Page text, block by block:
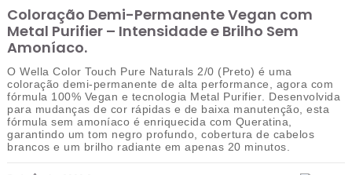
Coloração Demi-Permanente Vegan com
Metal Purifier – Intensidade e Brilho Sem
Amoníaco.
O Wella Color Touch Pure Naturals 2/0 (Preto) é uma
coloração demi-permanente de alta performance, agora com
fórmula 100% Vegan e tecnologia Metal Purifier. Desenvolvida
para mudanças de cor rápidas e de baixa manutenção, esta
fórmula sem amoníaco é enriquecida com Queratina,
garantindo um tom negro profundo, cobertura de cabelos
brancos e um brilho radiante em apenas 20 minutos.